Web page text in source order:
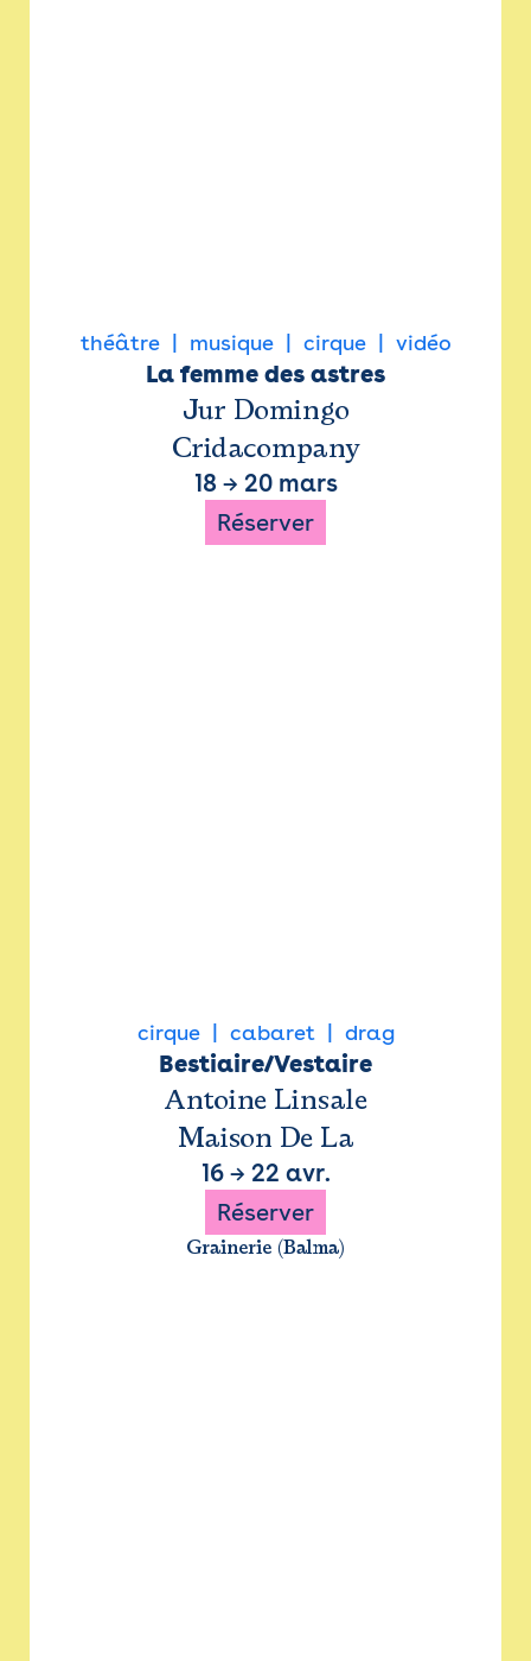
théâtre musique cirque vidéo
La femme des astres
Jur Domingo
Cridacompany
18 → 20 mars
Réserver
cirque cabaret drag
Bestiaire/Vestaire
Antoine Linsale
Maison De La
16→ 22 avr.
Réserver
Grainerie (Balma)